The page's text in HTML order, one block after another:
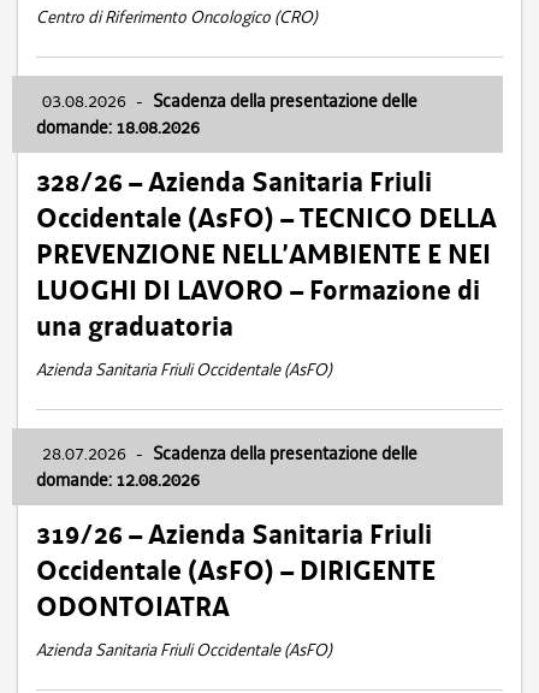
Centro di Riferimento Oncologico (CRO)
03.08.2026 - Scadenza della presentazione delle
domande: 18.08.2026
328/26 – Azienda Sanitaria Friuli
Occidentale (AsFO) – TECNICO DELLA
PREVENZIONE NELL’AMBIENTE E NEI
LUOGHI DI LAVORO – Formazione di
una graduatoria
Azienda Sanitaria Friuli Occidentale (AsFO)
28.07.2026 - Scadenza della presentazione delle
domande: 12.08.2026
319/26 – Azienda Sanitaria Friuli
Occidentale (AsFO) – DIRIGENTE
ODONTOIATRA
Azienda Sanitaria Friuli Occidentale (AsFO)